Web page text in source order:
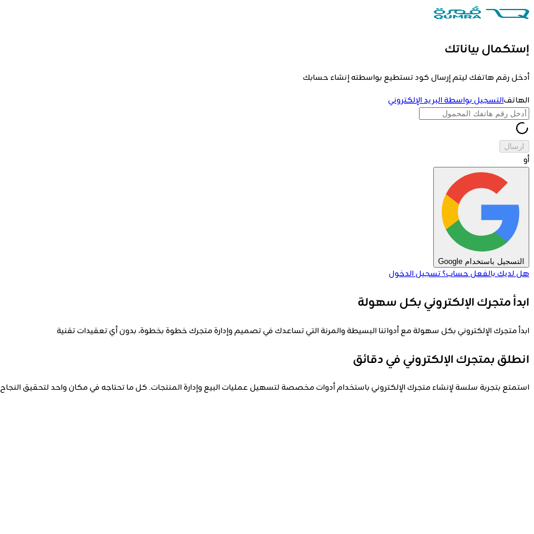
إستكمال بياناتك
أدخل رقم هاتفك ليتم إرسال كود تستطيع بواسطته إنشاء حسابك
الهاتفالتسجيل بواسطة البريد الإلكتروني
ارسال
أو
التسجيل باستخدام Google
هل لديك بالفعل حساب؟تسجيل الدخول
ابدأ متجرك الإلكتروني بكل سهولة
ابدأ متجرك الإلكتروني بكل سهولة مع أدواتنا البسيطة والمرنة التي تساعدك في تصميم وإدارة متجرك خطوة بخطوة، بدون أي تعقيدات تقنية
انطلق بمتجرك الإلكتروني في دقائق
استمتع بتجربة سلسة لإنشاء متجرك الإلكتروني باستخدام أدوات مخصصة لتسهيل عمليات البيع وإدارة المنتجات. كل ما تحتاجه في مكان واحد لتحقيق النجاح